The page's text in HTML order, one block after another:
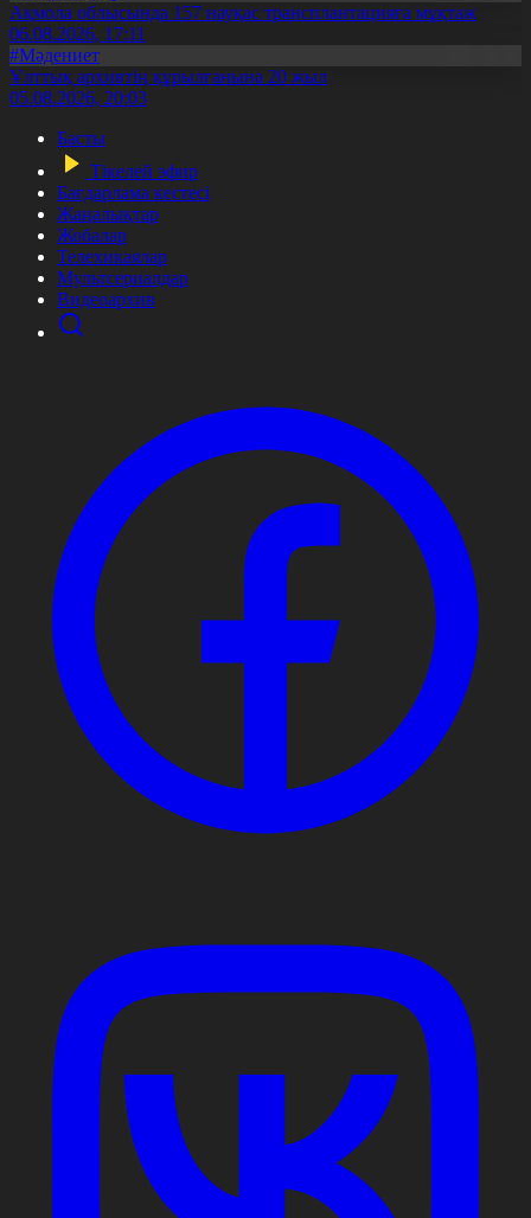
Ақмола облысында 157 науқас трансплантацияға мұқтаж
06.08.2026, 17:11
#Мәдениет
Ұлттық архивтің құрылғанына 20 жыл
05.08.2026, 20:03
Басты
Тікелей эфир
Бағдарлама кестесі
Жаңалықтар
Жобалар
Телехикаялар
Мультсериалдар
Видеоархив